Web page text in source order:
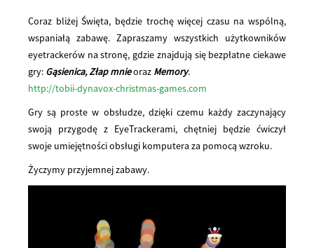
Coraz bliżej Święta, będzie trochę więcej czasu na wspólną,
wspaniałą zabawę. Zapraszamy wszystkich użytkowników
eyetrackerów na stronę, gdzie znajdują się bezpłatne ciekawe
gry: Gąsienica, Złap mnieoraz Memory.
http://tobii-dynavox-christmas-games.com
Gry są proste w obsłudze, dzięki czemu każdy zaczynający
swoją przygodę z EyeTrackerami, chętniej będzie ćwiczył
swoje umiejętności obsługi komputera za pomocą wzroku.
Życzymy przyjemnej zabawy.